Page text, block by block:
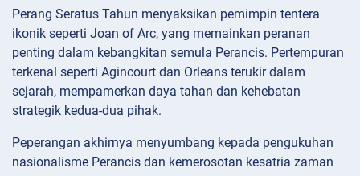
Perang Seratus Tahun menyaksikan pemimpin tentera
ikonik seperti Joan of Arc, yang memainkan peranan
penting dalam kebangkitan semula Perancis. Pertempuran
terkenal seperti Agincourt dan Orleans terukir dalam
sejarah, mempamerkan daya tahan dan kehebatan
strategik kedua-dua pihak.
Peperangan akhirnya menyumbang kepada pengukuhan
nasionalisme Perancis dan kemerosotan kesatria zaman